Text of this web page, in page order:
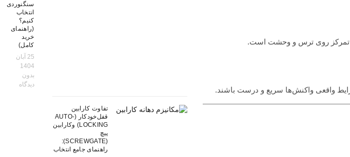
از تمرکز روی ترس و وحشت است.
واقعی واکنش‌ها سریع و درست باشند.
سنگنوردی
انتخاب
کنیم؟
(راهنمای
خرید
کامل)
25 آبان
1404
بدون
دیدگاه
تفاوت کارابین
قفل‌خودکار (AUTO-
LOCKING) وکارابین
پیچ
(SCREWGATE):
راهنمای جامع انتخاب